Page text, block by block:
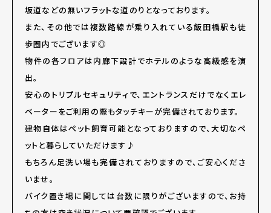
坂道などの無いフラットな道のりとなっております。
また、その他では複数路線が乗り入れている飯田橋駅も徒
歩圏内でございます◎
物件の各フロアは内廊下設計でホテルのような高級感を演
出。
安心のトリプルセキュリティで、エントランスだけでなくエレ
ベーターをご利用の際もタッチキーが完備されております。
建物自体はペット飼育可能となっておりますので、大切なペ
ットと暮らしていただけます♪
もちろん足洗い場も完備されておりますので、ご安心くださ
いませ。
バイク置き場に関しては台数に限りがございますので、お持